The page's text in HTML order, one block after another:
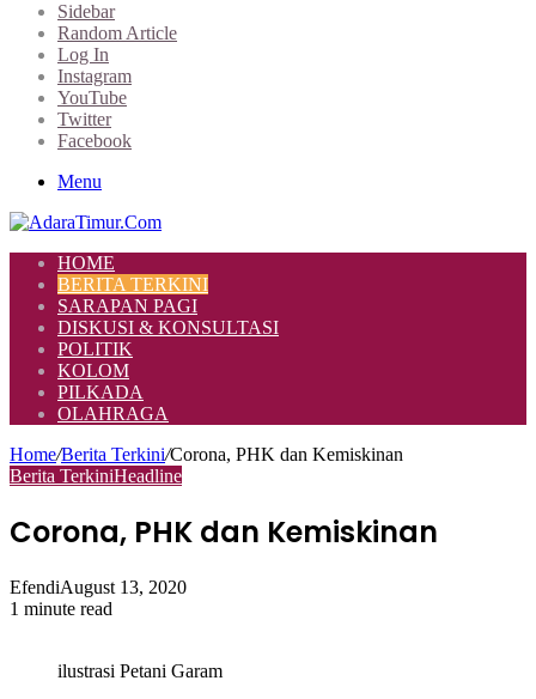
Sidebar
Random Article
Log In
Instagram
YouTube
Twitter
Facebook
Menu
HOME
BERITA TERKINI
SARAPAN PAGI
DISKUSI & KONSULTASI
POLITIK
KOLOM
PILKADA
OLAHRAGA
Home/Berita Terkini/Corona, PHK dan Kemiskinan
Berita TerkiniHeadline
Corona, PHK dan Kemiskinan
EfendiAugust 13, 2020
1 minute read
ilustrasi Petani Garam